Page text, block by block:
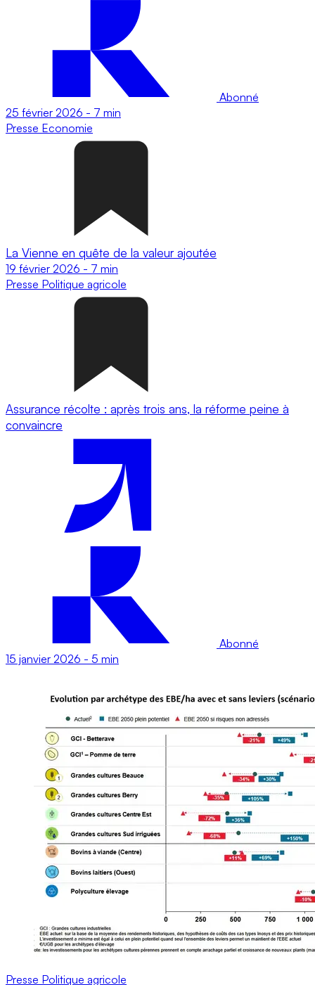
Abonné
25 février 2026 - 7 min
Presse Economie
La Vienne en quête de la valeur ajoutée
19 février 2026 - 7 min
Presse Politique agricole
Assurance récolte : après trois ans, la réforme peine à
convaincre
Abonné
15 janvier 2026 - 5 min
Presse Politique agricole